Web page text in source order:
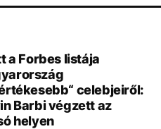
a Forbes listája
celebjeiről:
Barbi végzett az
helyen